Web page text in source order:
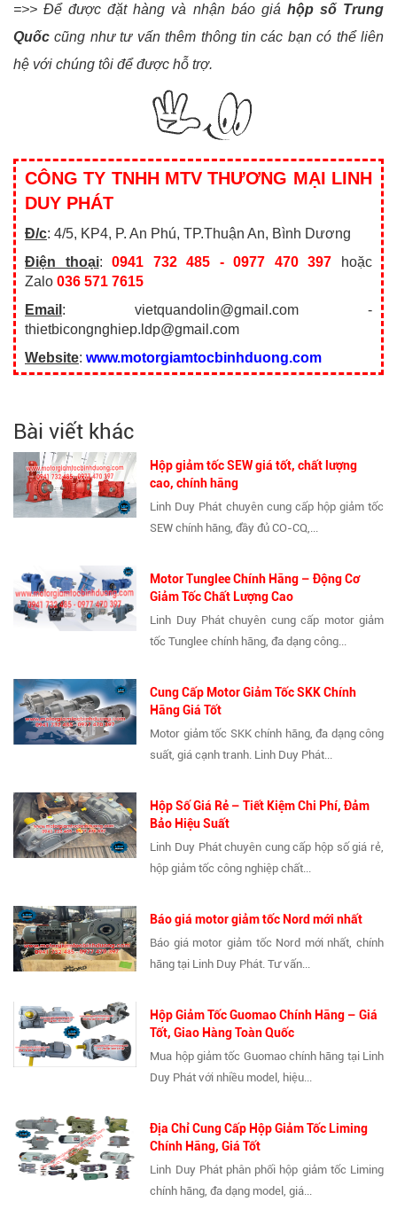
=>> Để được đặt hàng và nhận báo giá hộp số Trung
Quốc cũng như tư vấn thêm thông tin các bạn có thể liên
hệ với chúng tôi để được hỗ trợ.
CÔNG TY TNHH MTV THƯƠNG MẠI LINH
DUY PHÁT
Đ/c: 4/5, KP4, P. An Phú, TP.Thuận An, Bình Dương
Điện thoại:0941 732 485 - 0977 470 397 hoặc
Zalo 036 571 7615
Email : vietquandolin@gmail.com -
thietbicongnghiep.ldp@gmail.com
Website: www.motorgiamtocbinhduong.com
Bài viết khác
Hộp giảm tốc SEW giá tốt, chất lượng
cao, chính hãng
Linh Duy Phát chuyên cung cấp hộp giảm tốc
SEW chính hãng, đầy đủ CO-CQ,...
Motor Tunglee Chính Hãng – Động Cơ
Giảm Tốc Chất Lượng Cao
Linh Duy Phát chuyên cung cấp motor giảm
tốc Tunglee chính hãng, đa dạng công...
Cung Cấp Motor Giảm Tốc SKK Chính
Hãng Giá Tốt
Motor giảm tốc SKK chính hãng, đa dạng công
suất, giá cạnh tranh. Linh Duy Phát...
Hộp Số Giá Rẻ – Tiết Kiệm Chi Phí, Đảm
Bảo Hiệu Suất
Linh Duy Phát chuyên cung cấp hộp số giá rẻ,
hộp giảm tốc công nghiệp chất...
Báo giá motor giảm tốc Nord mới nhất
Báo giá motor giảm tốc Nord mới nhất, chính
hãng tại Linh Duy Phát. Tư vấn...
Hộp Giảm Tốc Guomao Chính Hãng – Giá
Tốt, Giao Hàng Toàn Quốc
Mua hộp giảm tốc Guomao chính hãng tại Linh
Duy Phát với nhiều model, hiệu...
Địa Chỉ Cung Cấp Hộp Giảm Tốc Liming
Chính Hãng, Giá Tốt
Linh Duy Phát phân phối hộp giảm tốc Liming
chính hãng, đa dạng model, giá...